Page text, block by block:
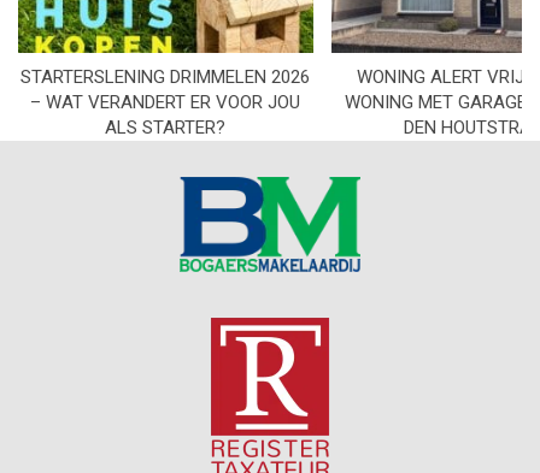
STARTERSLENING DRIMMELEN 2026
– WAT VERANDERT ER VOOR JOU
ALS STARTER?
WONING ALERT
WONING MET GARAGE
DEN